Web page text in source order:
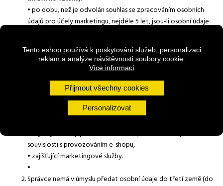
Tento eshop používá k poskytování služeb, personalizaci
reklam a analýze návštěvnosti soubory cookie.
Více informací
Přijmout všechny cookies
Personalizovat
• po dobu, než je odvolán souhlas se zpracováním osobních
údajů pro účely marketingu, nejdéle 5 let, jsou-li osobní údaje
Po uplynutí doby uchovávání osobních údajů správce osobní
údaje vymaže.
Příjemci osobních údajů (subdodavatelé správce)
Příjemci osobních údajů jsou osoby
• podílející se na dodání zboží / služeb / realizaci plateb na
• zajišťující služby provozování e-shopu a další služby v
souvislosti s provozováním e-shopu,
• zajišťující marketingové služby.
•
Správce nemá v úmyslu předat osobní údaje do třetí země (do